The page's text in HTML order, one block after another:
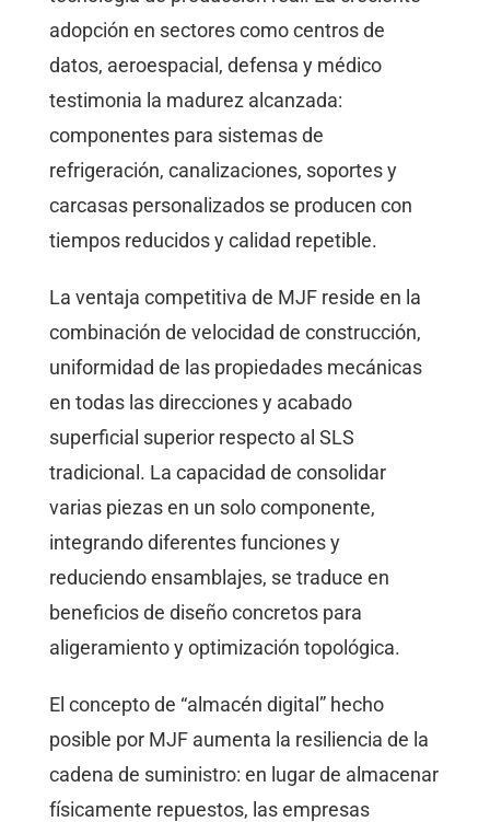
adopción en sectores como centros de
datos, aeroespacial, defensa y médico
testimonia la madurez alcanzada:
componentes para sistemas de
refrigeración, canalizaciones, soportes y
carcasas personalizados se producen con
tiempos reducidos y calidad repetible.
La ventaja competitiva de MJF reside en la
combinación de velocidad de construcción,
uniformidad de las propiedades mecánicas
en todas las direcciones y acabado
superficial superior respecto al SLS
tradicional. La capacidad de consolidar
varias piezas en un solo componente,
integrando diferentes funciones y
reduciendo ensamblajes, se traduce en
beneficios de diseño concretos para
aligeramiento y optimización topológica.
El concepto de “almacén digital” hecho
posible por MJF aumenta la resiliencia de la
cadena de suministro: en lugar de almacenar
físicamente repuestos, las empresas